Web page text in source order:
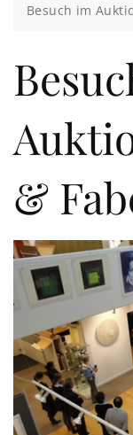
Besuch im
&